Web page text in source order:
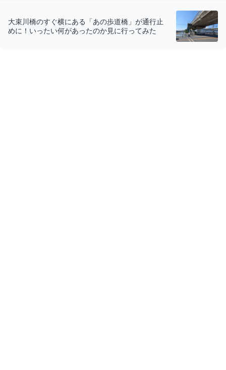
大束川橋のすぐ横にある「あの歩道橋」が通行止
めに！いったい何があったのか見に行ってみた